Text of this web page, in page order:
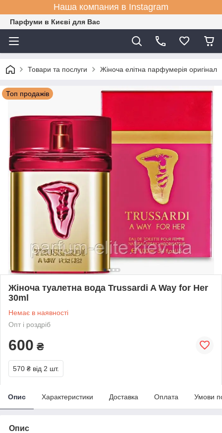
Наша компания в Instagram
Парфуми в Києві для Вас
Товари та послуги Жіноча елітна парфумерія оригінал
Топ продажів
Жіноча туалетна вода Trussardi A Way for Her
30ml
Немає в наявності
Опт і роздріб
600 ₴
570 ₴ від 2 шт.
Опис Характеристики Доставка Оплата Умови
Опис